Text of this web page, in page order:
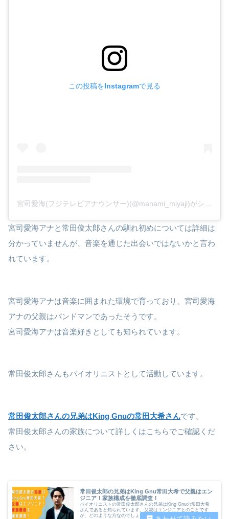
この投稿をInstagramで見る
宮司愛海アナと常田俊太郎さんの馴れ初めについては詳細は
分かっていませんが、音楽を通じた出会いではないかと言わ
れています。
宮司愛海アナは音楽に囲まれた環境で育っており、宮司愛海
アナの父親はバンドマンであったそうです。
宮司愛海アナは音楽好きとしても知られています。
常田俊太郎さんもバイオリニストとして活動しています。
常田俊太郎さんの兄弟はKing Gnuの常田大希さんです。
常田俊太郎さんの家族について詳しくはこちらでご確認くだ
さい。
常田俊太郎の兄弟はKing Gnu常田大希で父親はエン
ジニア！家族構成を徹底調査！
バイオリニストの常田俊太郎さんの兄弟はKing Gnuの常田大希
さんであると知られています。父親はエンジニアとのことです
が、どのような方なのでしょうか。今回は常田俊太郎さんの家族